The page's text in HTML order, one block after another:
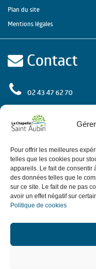
Pour offrir les meilleures
telles que les cookies pour
appareils. Le fait de consentir
des données telles que le
sur ce site. Le fait de ne pas
avoir un effet négatif sur
Politique de cookies
Plan du site
Mentions légales
Contact
02 43 47 62 70
rue de l'Europe
72 650 La Chapelle
Contactez-nous
Horaires